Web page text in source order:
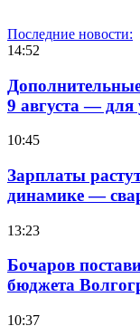
Последние новости:
14:52
9 августа — для
10:45
Зарплаты
динамике —
13:23
Бочаров
бюджета
10:37